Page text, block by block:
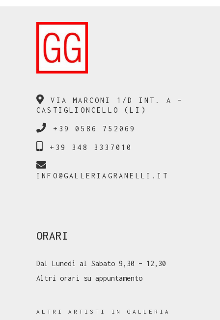
VIA MARCONI 1/D INT. A –
CASTIGLIONCELLO (LI)
+39 0586 752069
+39 348 3337010
INFO@GALLERIAGRANELLI.IT
ORARI
Dal Lunedì al Sabato 9,30 – 12,30
Altri orari su appuntamento
ALTRI ARTISTI IN GALLERIA